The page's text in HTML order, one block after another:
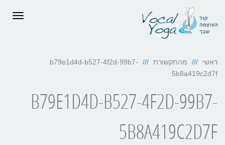
ראשי מהתקשורת
b79e1d4d-b527-4f2d-99b7-
5b8a419c2d7f
B79E1D4D-B527-4F2D-99B7-
5B8A419C2D7F